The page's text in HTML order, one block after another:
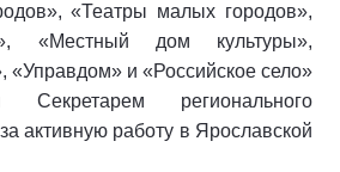
«Театры малых городов»,
«Местный дом культуры»,
«Управдом» и «Российское село»
регионального
активную работу в Ярославской